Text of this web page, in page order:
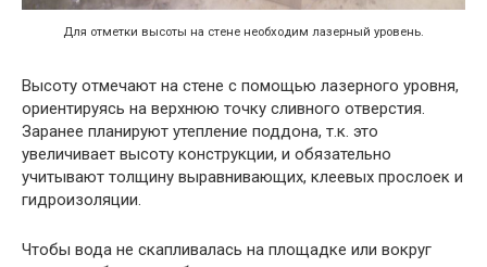
Для отметки высоты на стене необходим лазерный уровень.
Высоту отмечают на стене с помощью лазерного уровня,
ориентируясь на верхнюю точку сливного отверстия.
Заранее планируют утепление поддона, т.к. это
увеличивает высоту конструкции, и обязательно
учитывают толщину выравнивающих, клеевых прослоек и
гидроизоляции.
Чтобы вода не скапливалась на площадке или вокруг